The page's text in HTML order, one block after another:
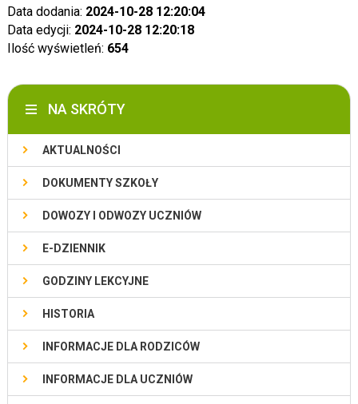
Data dodania: 2024-10-28 12:20:04
Data edycji: 2024-10-28 12:20:18
Ilość wyświetleń: 654
NA SKRÓTY
AKTUALNOŚCI
DOKUMENTY SZKOŁY
DOWOZY I ODWOZY UCZNIÓW
E-DZIENNIK
GODZINY LEKCYJNE
HISTORIA
INFORMACJE DLA RODZICÓW
INFORMACJE DLA UCZNIÓW